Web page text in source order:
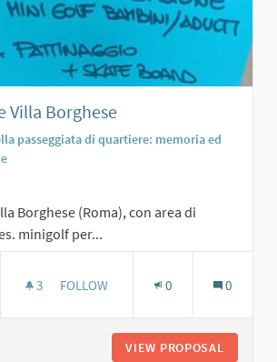
Villa Borghese
passeggiata di quartiere: memoria ed
Borghese (Roma), con area di
minigolf per...
3 3 FOLLOWERS
FOLLOW 0 0
VIEW PROPOSAL